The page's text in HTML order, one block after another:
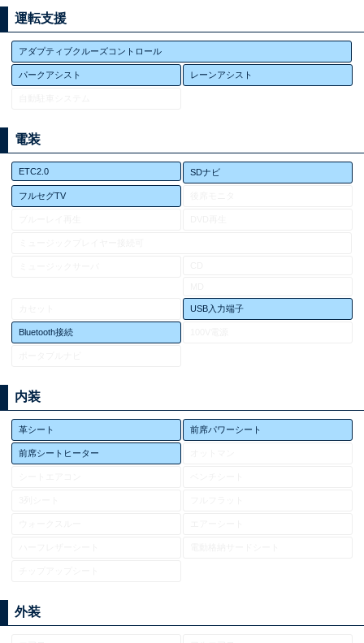
運転支援
アダプティブクルーズコントロール
パークアシスト レーンアシスト
電装
ETC2.0 SDナビ
フルセグTV
USB入力端子
Bluetooth接続
内装
革シート 前席パワーシート
前席シートヒーター
外装